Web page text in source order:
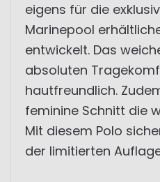
eigens für die
Marinepool
entwickelt. Das
absoluten
hautfreundlich.
feminine Schnitt die
Mit diesem Polo
der limitierten